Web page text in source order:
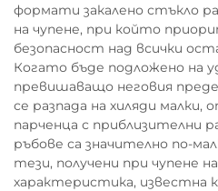
формати закалено стъкло
на чупене, при който
безопасност над всички
Когато бъде подложено на
превишаващо неговия
се разпада на хиляди
парченца с приблизителни
ръбове са значително по-
тези, получени при чупене
характеристика, известна